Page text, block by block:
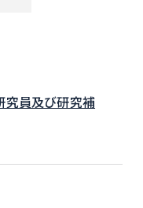
究員及び研究補